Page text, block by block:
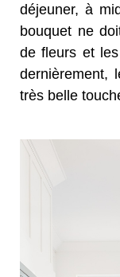
déjeuner, à
bouquet ne
de fleurs et
dernièrement,
très belle